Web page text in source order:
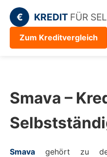
€ KREDIT FÜR
Zum Kreditvergleich
Smava –
Smava gehört zu